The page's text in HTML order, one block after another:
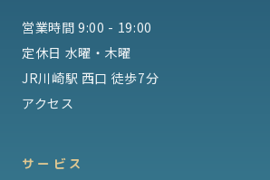
営業時間 9:00 - 19:00
定休日 水曜・木曜
JR川崎駅 西口 徒歩7分
アクセス
サービス